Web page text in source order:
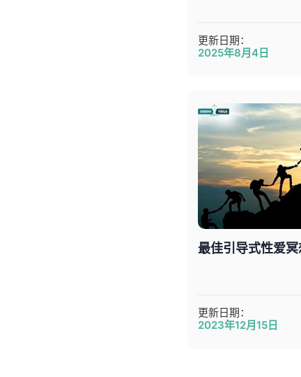
更新日期：
2025年8月4日
最佳引导式性爱
更新日期：
2023年12月15日